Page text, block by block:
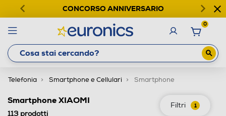
CONCORSO ANNIVERSARIO
0
Telefonia Smartphone e Cellulari Smartphone
Filtri 1
Smartphone XIAOMI
113prodotti